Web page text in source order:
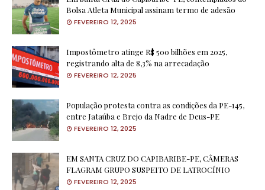
Bolsa Atleta Municipal assinam termo de adesão
FEVEREIRO 12, 2025
Impostômetro atinge R$ 500 bilhões em 2025,
registrando alta de 8,3% na arrecadação
FEVEREIRO 12, 2025
População protesta contra as condições da PE-145,
entre Jataúba e Brejo da Nadre de Deus-PE
FEVEREIRO 12, 2025
EM SANTA CRUZ DO CAPIBARIBE-PE, CÂMERAS
FLAGRAM GRUPO SUSPEITO DE LATROCÍNIO
FEVEREIRO 12, 2025